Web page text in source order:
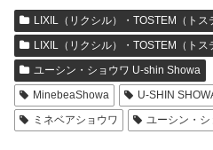
LIXIL（リクシル）・TOSTEM（トス
LIXIL（リクシル）・TOSTEM（ト
ユーシン・ショウワ U-shin Showa
MinebeaShowa
U-SHIN
ミネベアショウワ
ユーシン・シ